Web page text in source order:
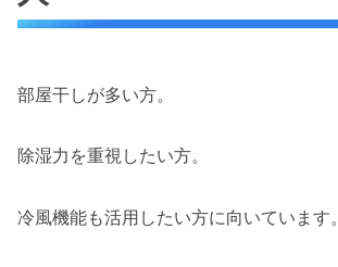
部屋干しが多い方。
除湿力を重視したい方。
冷風機能も活用したい方に向いています。